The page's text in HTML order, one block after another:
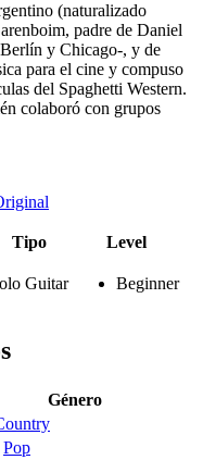
(naturalizado
padre de Daniel
y Chicago-, y de
para el cine y compuso
del Spaghetti Western.
colaboró con grupos
Tipo Level
Guitar Beginner
Género
Pop